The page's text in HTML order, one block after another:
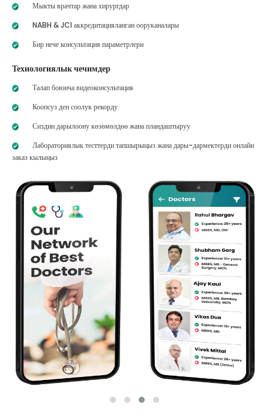
Мыкты врачтар жана хирургдар
NABH & JCI аккредитацияланган ооруканалары
Бир нече консультация параметрлери
Технологиялык чечимдер
Талап боюнча видеоконсультация
Коопсуз ден соолук рекорду
Сиздин дарылоону көзөмөлдөө жана пландаштыруу
Лабораториялык тесттерди тапшырыңыз жана дары-дармектерди онлайн
заказ кылыңыз